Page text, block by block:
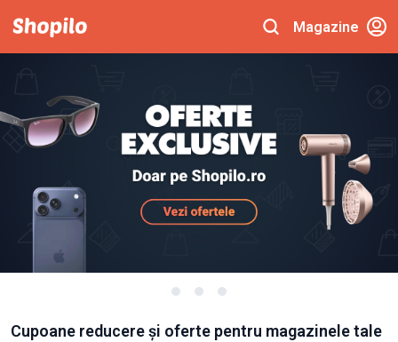
Magazine
Cupoane reducere și oferte pentru magazinele tale